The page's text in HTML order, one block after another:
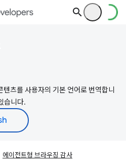
츠를 사용자의 기본 언어로 번역합니
습니다.
에이전트형 브라우징 감사